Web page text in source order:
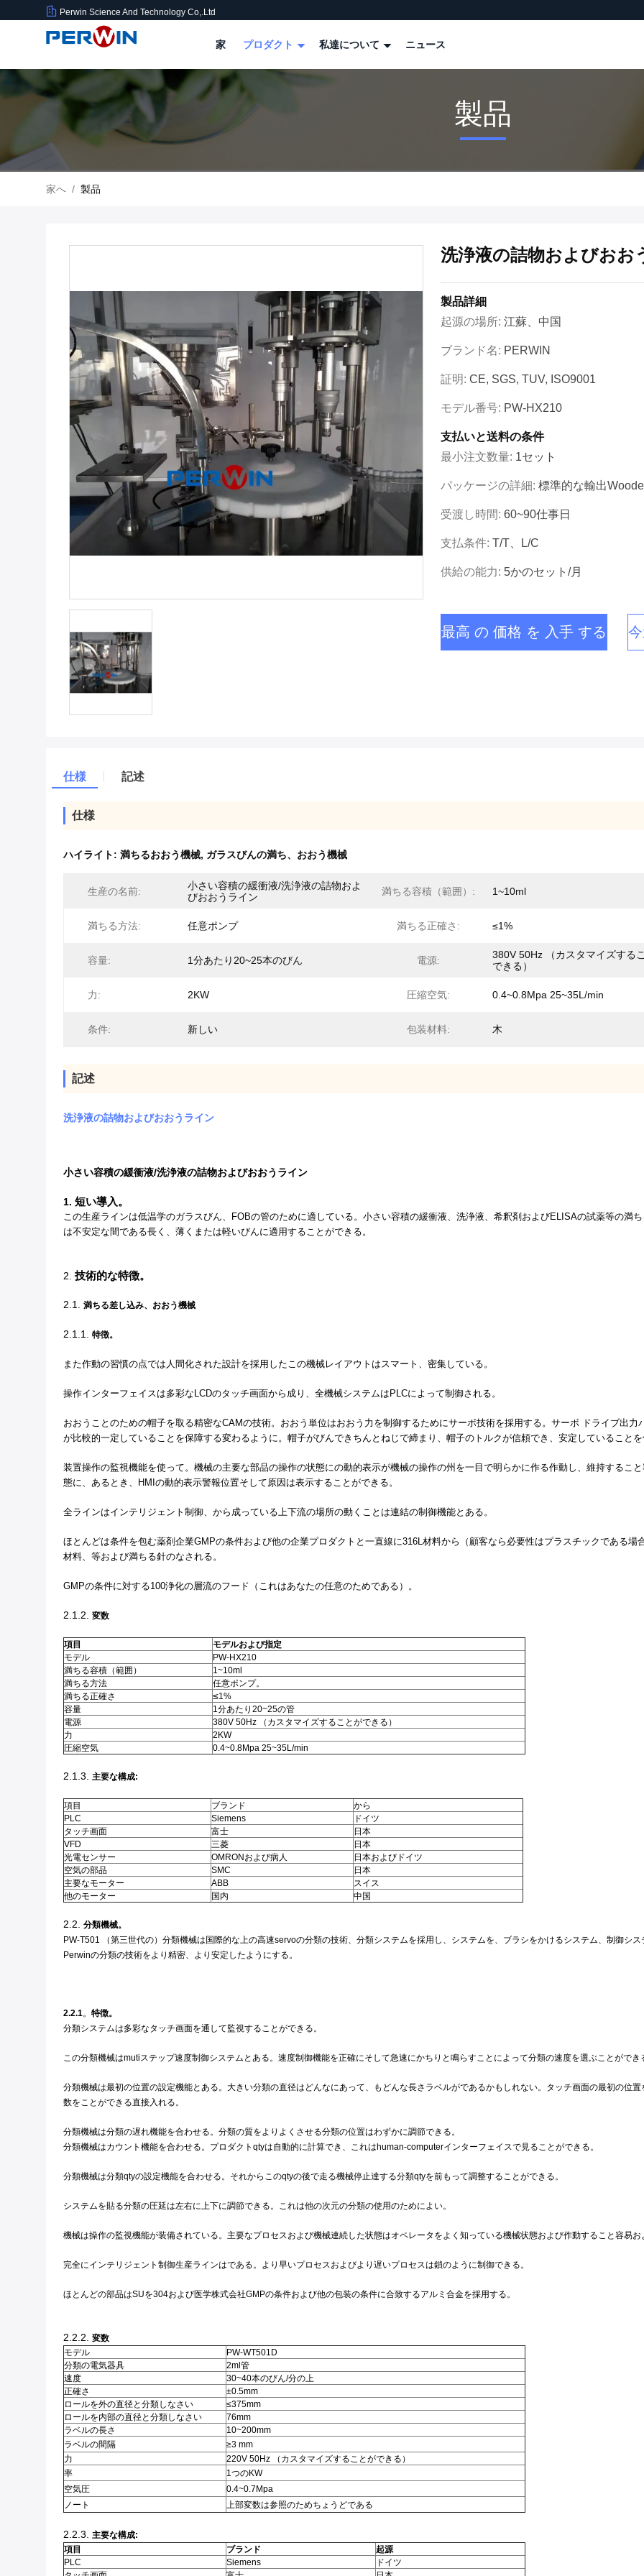
Perwin Science And Technology Co,.Ltd
家 プロダクト 私達について ニュース
製品
家へ / 製品
洗浄液の詰物およびおお
製品詳細
起源の場所: 江蘇、中国
ブランド名: PERWIN
証明: CE, SGS, TUV, ISO9001
モデル番号: PW-HX210
支払いと送料の条件
最小注文数量: 1セット
パッケージの詳細: 標準的な輸出
受渡し時間: 60~90仕事日
支払条件: T/T、L/C
供給の能力: 5かのセット/月
最高 の 価格 を 入手 する
仕様 記述
仕様
ハイライト: 満ちるおおう機械, ガラスびんの満ち、おおう機械
生産の名前:
小さい容積の緩衝液/洗浄液の詰物およ
びおおうライン
満ちる容積（範囲）: 1~10ml
満ちる方法: 任意ポンプ 満ちる正確さ: ≤1%
容量: 1分あたり20~25本のびん 電源:
380V 50Hz （カスタマイズする
できる）
力: 2KW 圧縮空気: 0.4~0.8Mpa 25~35L/min
条件: 新しい 包装材料: 木
記述
洗浄液の詰物およびおおうライン
小さい容積の緩衝液/洗浄液の詰物およびおおうライン
1. 短い導入。
この生産ラインは低温学のガラスびん、FOBの管のために適している。小さい容積の緩衝液、洗浄液、希釈剤およびELISAの試薬等の満
は不安定な間である長く、薄くまたは軽いびんに適用することができる。
2. 技術的な特徴。
2.1. 満ちる差し込み、おおう機械
2.1.1. 特徴。
また作動の習慣の点では人間化された設計を採用したこの機械レイアウトはスマート、密集している。
操作インターフェイスは多彩なLCDのタッチ画面から成り、全機械システムはPLCによって制御される。
おおうことのための帽子を取る精密なCAMの技術。おおう単位はおおう力を制御するためにサーボ技術を採用する。サーボ ドライブ出
が比較的一定していることを保障する変わるように。帽子がびんできちんとねじで締まり、帽子のトルクが信頼でき、安定していること
装置操作の監視機能を使って。機械の主要な部品の操作の状態にの動的表示が機械の操作の州を一目で明らかに作る作動し、維持するこ
態に、あるとき、HMIの動的表示警報位置そして原因は表示することができる。
全ラインはインテリジェント制御、から成っている上下流の場所の動くことは連結の制御機能とある。
ほとんどは条件を包む薬剤企業GMPの条件および他の企業プロダクトと一直線に316L材料から（顧客なら必要性はプラスチックである
材料、等および満ちる針のなされる。
GMPの条件に対する100浄化の層流のフード（これはあなたの任意のためである）。
2.1.2. 変数
項目
モデルおよび指定
モデル
PW-HX210
満ちる容積（範囲）
1~10ml
満ちる方法
任意ポンプ。
満ちる正確さ
≤1%
容量
1分あたり20~25の管
電源
380V 50Hz （カスタマイズすることができる）
力
2KW
圧縮空気
0.4~0.8Mpa 25~35L/min
2.1.3. 主要な構成:
項目 ブランド
から
PLC
Siemens
ドイツ
タッチ画面
富士
日本
VFD
三菱
日本
光電センサー
OMRONおよび病人
日本およびドイツ
空気の部品
SMC
日本
主要なモーター
ABB
スイス
他のモーター
国内 中国
2.2.
分類機械。
PW-T501 （第三世代の）分類機械は国際的な上の高速servoの分類の技術、分類システムを採用し、システムを、ブラシをかけるシステム、制御シ
Perwinの分類の技術をより精密、より安定したようにする。
2.2.1 。 特徴。
分類システムは多彩なタッチ画面を通して監視することができる。
この分類機械はmutiステップ速度制御システムとある。速度制御機能を正確にそして急速にかちりと鳴らすことによって分類の速度を選ぶことができ
分類機械は最初の位置の設定機能とある。大きい分類の直径はどんなにあって、もどんな長さラベルがであるかもしれない。タッチ画面の最初の位
数をことができる直接入れる。
分類機械は分類の遅れ機能を合わせる。分類の質をよりよくさせる分類の位置はわずかに調節できる。
分類機械はカウント機能を合わせる。プロダクトqtyは自動的に計算でき、これはhuman-computerインターフェイスで見ることができる。
分類機械は分類qtyの設定機能を合わせる。それからこのqtyの後で走る機械停止達する分類qtyを前もって調整することができる。
システムを貼る分類の圧延は左右に上下に調節できる。これは他の次元の分類の使用のためによい。
機械は操作の監視機能が装備されている。主要なプロセスおよび機械連続した状態はオペレータをよく知っている機械状態および作動すること容易
完全にインテリジェント制御生産ラインはである。より早いプロセスおよびより遅いプロセスは鎖のように制御できる。
ほとんどの部品はSUを304および医学株式会社GMPの条件および他の包装の条件に合致するアルミ合金を採用する。
2.2.2.
変数
モデル
PW-WT501D
分類の電気器具
2ml管
速度
30~40本のびん/分の上
正確さ
±0.5mm
ロールを外の直径と分類しなさい
≤375mm
ロールを内部の直径と分類しなさい
76mm
ラベルの長さ
10~200mm
ラベルの間隔
≥3 mm
力
220V 50Hz （カスタマイズすることができる）
率
1つのKW
空気圧
0.4~0.7Mpa
ノート
上部変数は参照のためちょうどである
2.2.3.
主要な構成:
項目
ブランド
起源
PLC
Siemens
ドイツ